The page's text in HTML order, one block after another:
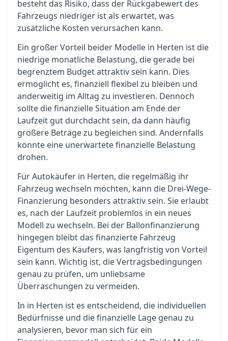
besteht das Risiko, dass der Rückgabewert des
Fahrzeugs niedriger ist als erwartet, was
zusätzliche Kosten verursachen kann.
Ein großer Vorteil beider Modelle in Herten ist die
niedrige monatliche Belastung, die gerade bei
begrenztem Budget attraktiv sein kann. Dies
ermöglicht es, finanziell flexibel zu bleiben und
anderweitig im Alltag zu investieren. Dennoch
sollte die finanzielle Situation am Ende der
Laufzeit gut durchdacht sein, da dann häufig
größere Beträge zu begleichen sind. Andernfalls
könnte eine unerwartete finanzielle Belastung
drohen.
Für Autokäufer in Herten, die regelmäßig ihr
Fahrzeug wechseln möchten, kann die Drei-Wege-
Finanzierung besonders attraktiv sein. Sie erlaubt
es, nach der Laufzeit problemlos in ein neues
Modell zu wechseln. Bei der Ballonfinanzierung
hingegen bleibt das finanzierte Fahrzeug
Eigentum des Käufers, was langfristig von Vorteil
sein kann. Wichtig ist, die Vertragsbedingungen
genau zu prüfen, um unliebsame
Überraschungen zu vermeiden.
In in Herten ist es entscheidend, die individuellen
Bedürfnisse und die finanzielle Lage genau zu
analysieren, bevor man sich für ein